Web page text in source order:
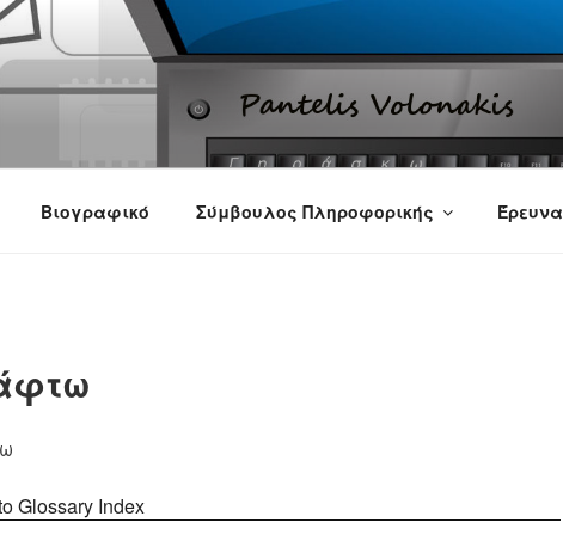
Βιογραφικό Σύμβουλος Πληροφορικής Έρευνα
Glossary Index